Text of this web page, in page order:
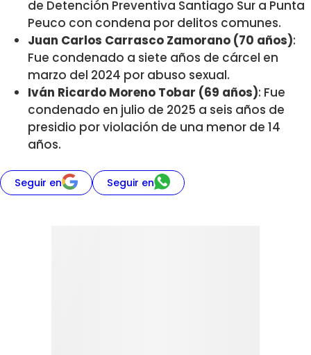
de Detención Preventiva Santiago Sur a Punta
Peuco con condena por delitos comunes.
Juan Carlos Carrasco Zamorano (70 años):
Fue condenado a siete años de cárcel en
marzo del 2024 por abuso sexual.
Iván Ricardo Moreno Tobar (69 años): Fue
condenado en julio de 2025 a seis años de
presidio por violación de una menor de 14
años.
Seguir en Seguir en